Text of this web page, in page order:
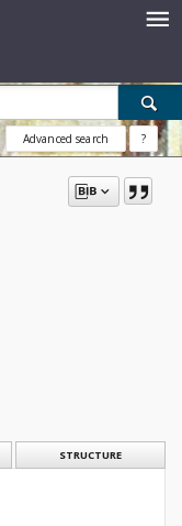
Advanced search ?
STRUCTURE